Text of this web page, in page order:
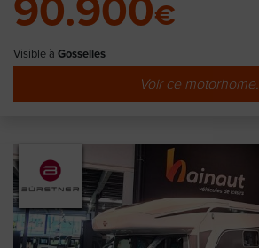
90.900€
Visible à Gosselies
Voir ce motorhome.